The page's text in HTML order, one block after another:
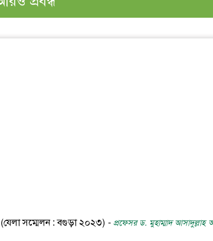
(যেলা সম্মেলন : বগুড়া ২০২৩) - প্রফেসর ড. মুহাম্মাদ